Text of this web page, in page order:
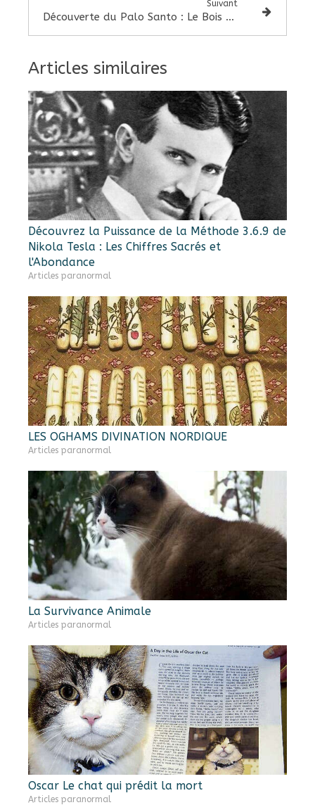
Suivant
Découverte du Palo Santo : Le Bois Sacrée des Andes aux Pouvoirs Purificateurs
Articles similaires
Découvrez la Puissance de la Méthode 3.6.9 de
Nikola Tesla : Les Chiffres Sacrés et
l'Abondance
Articles paranormal
LES OGHAMS DIVINATION NORDIQUE
Articles paranormal
La Survivance Animale
Articles paranormal
Oscar Le chat qui prédit la mort
Articles paranormal